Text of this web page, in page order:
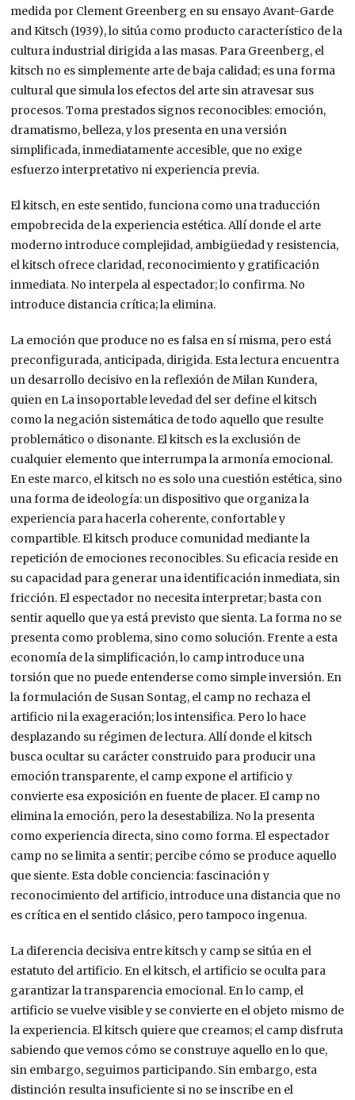
medida por Clement Greenberg en su ensayo Avant-Garde
and Kitsch (1939), lo sitúa como producto característico de la
cultura industrial dirigida a las masas. Para Greenberg, el
kitsch no es simplemente arte de baja calidad; es una forma
cultural que simula los efectos del arte sin atravesar sus
procesos. Toma prestados signos reconocibles: emoción,
dramatismo, belleza, y los presenta en una versión
simplificada, inmediatamente accesible, que no exige
esfuerzo interpretativo ni experiencia previa.
El kitsch, en este sentido, funciona como una traducción
empobrecida de la experiencia estética. Allí donde el arte
moderno introduce complejidad, ambigüedad y resistencia,
el kitsch ofrece claridad, reconocimiento y gratificación
inmediata. No interpela al espectador; lo confirma. No
introduce distancia crítica; la elimina.
La emoción que produce no es falsa en sí misma, pero está
preconfigurada, anticipada, dirigida. Esta lectura encuentra
un desarrollo decisivo en la reflexión de Milan Kundera,
quien en La insoportable levedad del ser define el kitsch
como la negación sistemática de todo aquello que resulte
problemático o disonante. El kitsch es la exclusión de
cualquier elemento que interrumpa la armonía emocional.
En este marco, el kitsch no es solo una cuestión estética, sino
una forma de ideología: un dispositivo que organiza la
experiencia para hacerla coherente, confortable y
compartible. El kitsch produce comunidad mediante la
repetición de emociones reconocibles. Su eficacia reside en
su capacidad para generar una identificación inmediata, sin
fricción. El espectador no necesita interpretar; basta con
sentir aquello que ya está previsto que sienta. La forma no se
presenta como problema, sino como solución. Frente a esta
economía de la simplificación, lo camp introduce una
torsión que no puede entenderse como simple inversión. En
la formulación de Susan Sontag, el camp no rechaza el
artificio ni la exageración; los intensifica. Pero lo hace
desplazando su régimen de lectura. Allí donde el kitsch
busca ocultar su carácter construido para producir una
emoción transparente, el camp expone el artificio y
convierte esa exposición en fuente de placer. El camp no
elimina la emoción, pero la desestabiliza. No la presenta
como experiencia directa, sino como forma. El espectador
camp no se limita a sentir; percibe cómo se produce aquello
que siente. Esta doble conciencia: fascinación y
reconocimiento del artificio, introduce una distancia que no
es crítica en el sentido clásico, pero tampoco ingenua.
La diferencia decisiva entre kitsch y camp se sitúa en el
estatuto del artificio. En el kitsch, el artificio se oculta para
garantizar la transparencia emocional. En lo camp, el
artificio se vuelve visible y se convierte en el objeto mismo de
la experiencia. El kitsch quiere que creamos; el camp disfruta
sabiendo que vemos cómo se construye aquello en lo que,
sin embargo, seguimos participando. Sin embargo, esta
distinción resulta insuficiente si no se inscribe en el